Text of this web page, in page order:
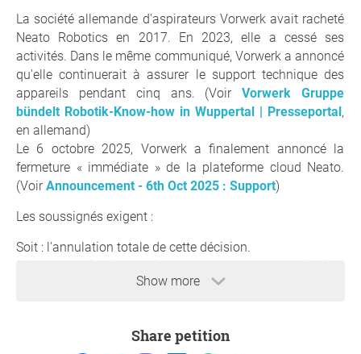
Show more
La société allemande d'aspirateurs Vorwerk avait racheté
Neato Robotics en 2017. En 2023, elle a cessé ses
activités. Dans le même communiqué, Vorwerk a annoncé
qu'elle continuerait à assurer le support technique des
appareils pendant cinq ans. (VoirVorwerk Gruppe
bündelt Robotik-Know-how in Wuppertal | Presseportal,
en allemand)
Le 6 octobre 2025, Vorwerk a finalement annoncé la
fermeture « immédiate » de la plateforme cloud Neato.
(VoirAnnouncement - 6th Oct 2025 : Support)
Les soussignés exigent :
Soit : l'annulation totale de cette décision.
Soit : de publier l'intégralité du code source et des binaires
des micrologiciels des appareils Neato et du logiciel du
Soit : de mettre en place une intégration avec des
Share petition